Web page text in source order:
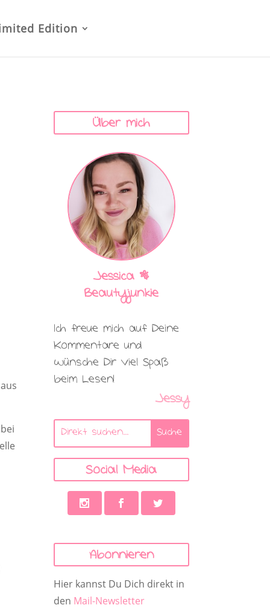
Edition
Über mich
Jessica |
Beautyjunkie
Ich freue mich auf Deine
Kommentare und
wünsche Dir viel Spaß
beim Lesen!
Jessy
Social Media
Abonnieren
Hier kannst Du Dich direkt in
den Mail-Newsletter